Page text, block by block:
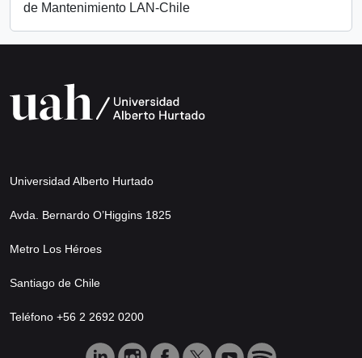
de Mantenimiento LAN-Chile
Universidad Alberto Hurtado
Avda. Bernardo O’Higgins 1825
Metro Los Héroes
Santiago de Chile
Teléfono +56 2 2692 0200